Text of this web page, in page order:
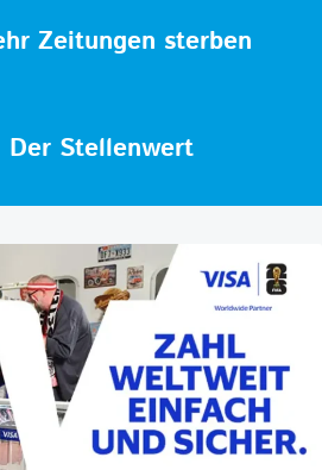
Zeitungen sterben
Der Stellenwert